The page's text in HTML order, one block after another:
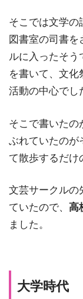
そこでは文学の
図書室の司書を
ルに入ったそう
を書いて、文
活動の中心でし
そこで書いたの
ぶれていたのが
て散歩するだけ
文芸サークルの
ていたので、 高
ました。
大学時代